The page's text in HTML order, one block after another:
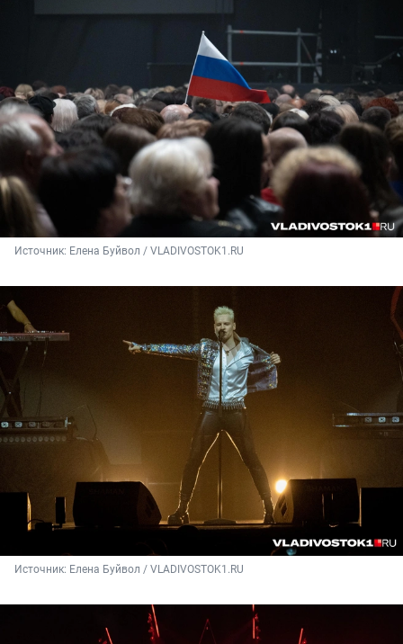
Источник: Елена Буйвол / VLADIVOSTOK1.RU
Источник: Елена Буйвол / VLADIVOSTOK1.RU